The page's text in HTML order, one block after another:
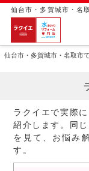
仙台市・多賀城市・名
仙台市・多賀城市・名取市
ラクイエで実際
紹介します。同
を見て、お悩み
す。